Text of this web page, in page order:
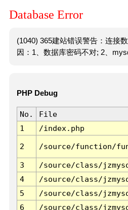
Database Error
(1040) 365建站错误警告：连接
因：1、数据库密码不对; 2、
PHP Debug
No. File
1
/index.php
2 /source/function/
3 /source/class/
4
/source/class/
5
/source/class/
6
/source/class/